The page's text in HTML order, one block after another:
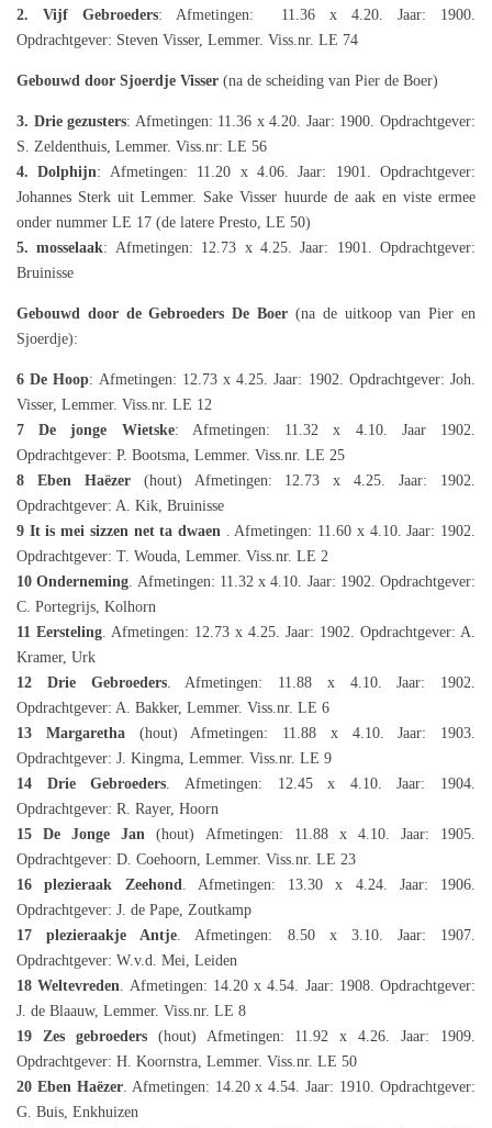
2. Vijf Gebroeders: Afmetingen: 11.36 x 4.20. Jaar: 1900.
Opdrachtgever: Steven Visser, Lemmer. Viss.nr. LE 74
Gebouwd door Sjoerdje Visser (na de scheiding van Pier de Boer)
3. Drie gezusters: Afmetingen: 11.36 x 4.20. Jaar: 1900. Opdrachtgever:
S. Zeldenthuis, Lemmer. Viss.nr: LE 56
4. Dolphijn: Afmetingen: 11.20 x 4.06. Jaar: 1901. Opdrachtgever:
Johannes Sterk uit Lemmer. Sake Visser huurde de aak en viste ermee
onder nummer LE 17 (de latere Presto, LE 50)
5. mosselaak: Afmetingen: 12.73 x 4.25. Jaar: 1901. Opdrachtgever:
Bruinisse
Gebouwd door de Gebroeders De Boer (na de uitkoop van Pier en
Sjoerdje):
6 De Hoop: Afmetingen: 12.73 x 4.25. Jaar: 1902. Opdrachtgever: Joh.
Visser, Lemmer. Viss.nr. LE 12
7 De jonge Wietske: Afmetingen: 11.32 x 4.10. Jaar 1902.
Opdrachtgever: P. Bootsma, Lemmer. Viss.nr. LE 25
8 Eben Haëzer(hout) Afmetingen: 12.73 x 4.25. Jaar: 1902.
Opdrachtgever: A. Kik, Bruinisse
9 It is mei sizzen net ta dwaen . Afmetingen: 11.60 x 4.10. Jaar: 1902.
Opdrachtgever: T. Wouda, Lemmer. Viss.nr. LE 2
10 Onderneming. Afmetingen: 11.32 x 4.10. Jaar: 1902. Opdrachtgever:
C. Portegrijs, Kolhorn
11 Eersteling. Afmetingen: 12.73 x 4.25. Jaar: 1902. Opdrachtgever: A.
Kramer, Urk
12 Drie Gebroeders. Afmetingen: 11.88 x 4.10. Jaar: 1902.
Opdrachtgever: A. Bakker, Lemmer. Viss.nr. LE 6
13 Margaretha(hout) Afmetingen: 11.88 x 4.10. Jaar: 1903.
Opdrachtgever: J. Kingma, Lemmer. Viss.nr. LE 9
14 Drie Gebroeders. Afmetingen: 12.45 x 4.10. Jaar: 1904.
Opdrachtgever: R. Rayer, Hoorn
15 De Jonge Jan (hout) Afmetingen: 11.88 x 4.10. Jaar: 1905.
Opdrachtgever: D. Coehoorn, Lemmer. Viss.nr. LE 23
16 plezieraak Zeehond. Afmetingen: 13.30 x 4.24. Jaar: 1906.
Opdrachtgever: J. de Pape, Zoutkamp
17 plezieraakje Antje. Afmetingen: 8.50 x 3.10. Jaar: 1907.
Opdrachtgever: W.v.d. Mei, Leiden
18 Weltevreden. Afmetingen: 14.20 x 4.54. Jaar: 1908. Opdrachtgever:
J. de Blaauw, Lemmer. Viss.nr. LE 8
19 Zes gebroeders(hout) Afmetingen: 11.92 x 4.26. Jaar: 1909.
Opdrachtgever: H. Koornstra, Lemmer. Viss.nr. LE 50
20 Eben Haëzer. Afmetingen: 14.20 x 4.54. Jaar: 1910. Opdrachtgever:
G. Buis, Enkhuizen